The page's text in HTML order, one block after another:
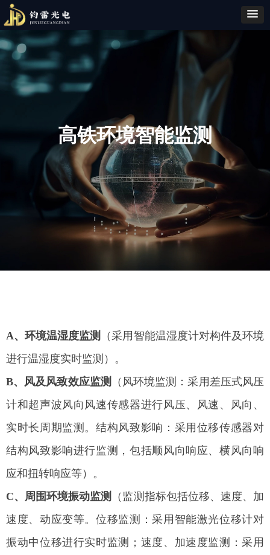
高铁环境智能监测
A、环境温湿度监测
（采用智能温湿度计对构件及环境
进行温湿度实时监测）。
B、风及风致效应监测
（风环境监测：采用差压式风压
计和超声波风向风速传感器进行风压、风速、风向、
实时长周期监测。结构风致影响：采用位移传感器对
结构风致影响进行监测，包括顺风向响应、横风向响
应和扭转响应等）。
C、周围环境振动监测
（监测指标包括位移、速度、加
速度、动应变等。位移监测：采用智能激光位移计对
振动中位移进行实时监测；速度、加速度监测：采用